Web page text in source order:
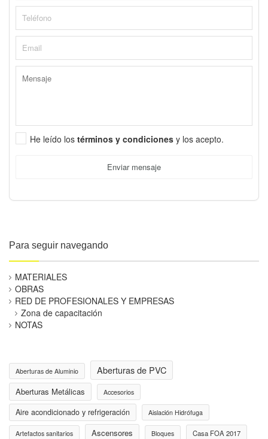
He leído los términos y condiciones y los acepto.
Enviar mensaje
Para seguir navegando
MATERIALES
OBRAS
RED DE PROFESIONALES Y EMPRESAS
Zona de capacitación
NOTAS
Aberturas de Aluminio Aberturas de PVC
Aberturas Metálicas Accesorios
Aire acondicionado y refrigeración Aislación Hidrófuga
Artefactos sanitarios Ascensores Bloques Casa FOA 2017